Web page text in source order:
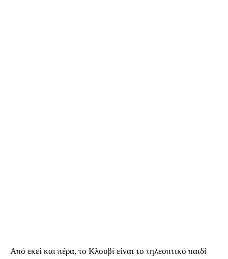
Από εκεί και πέρα, το Κλουβί είναι το τηλεοπτικό παιδί